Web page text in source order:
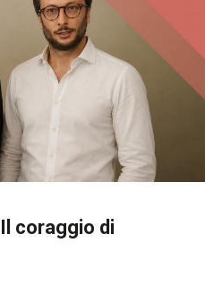
coraggio di